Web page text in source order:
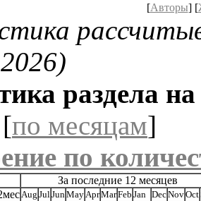
[Авторы] [
раздела
по месяцам]
по
За последние 12 месяцев
Aug Jul Jun May AprMarFeb Jan DecNovOct